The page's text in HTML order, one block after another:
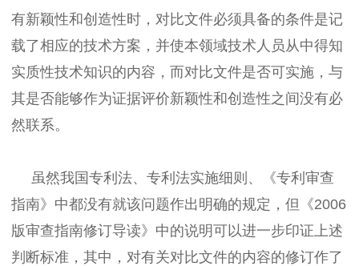
有新颖性和创造性时，对比文件必须具备的条件是记
载了相应的技术方案，并使本领域技术人员从中得知
实质性技术知识的内容，而对比文件是否可实施，与
其是否能够作为证据评价新颖性和创造性之间没有必
然联系。
虽然我国专利法、专利法实施细则、《专利审查
指南》中都没有就该问题作出明确的规定，但《2006
版审查指南修订导读》中的说明可以进一步印证上述
判断标准，其中，对有关对比文件的内容的修订作了